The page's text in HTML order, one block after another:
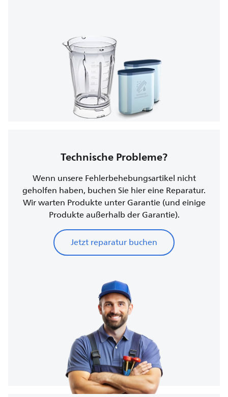
Technische Probleme?
Wenn unsere Fehlerbehebungsartikel nicht
geholfen haben, buchen Sie hier eine Reparatur.
Wir warten Produkte unter Garantie (und einige
Produkte außerhalb der Garantie).
Jetzt reparatur buchen